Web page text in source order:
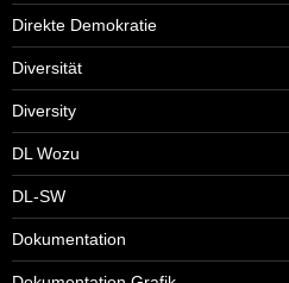
Direkte Demokratie
Diversität
Diversity
DL Wozu
DL-SW
Dokumentation